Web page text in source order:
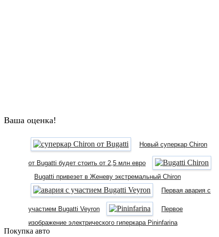
Ваша оценка!
Новый суперкар Chiron
от Bugatti будет стоить от 2,5 млн евро
Bugatti привезет в Женеву экстремальный Chiron
Первая авария с
участием Bugatti Veyron
Первое
изображение электрического гиперкара Pininfarina
Покупка авто